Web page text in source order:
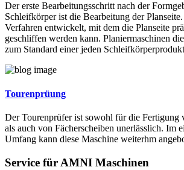
Der erste Bearbeitungsschritt nach der
Schleifkörper ist die Bearbeitung der
Verfahren entwickelt, mit dem die Planseite
geschliffen werden kann. Planiermaschinen
zum Standard einer jeden
Tourenprüung
Der Tourenprüfer ist sowohl für die Fertigung
als auch von Fächerscheiben unerlässlich. Im
Umfang kann diese Maschine weiterhm
Service für AMNI Maschinen